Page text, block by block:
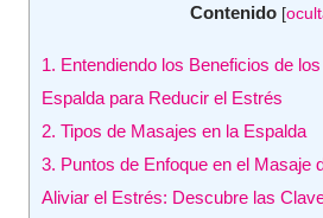
Contenido [
1. Entendiendo los Beneficios de
Espalda para Reducir el Estrés
2. Tipos de Masajes en la Espalda
3. Puntos de Enfoque en el Masaje
Aliviar el Estrés: Descubre las